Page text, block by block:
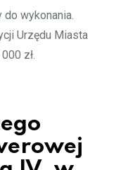
do wykonania.
Urzędu Miasta
zł.